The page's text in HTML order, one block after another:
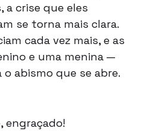
a crise que eles
se torna mais clara.
cada vez mais, e as
e uma menina —
abismo que se abre.
engraçado!